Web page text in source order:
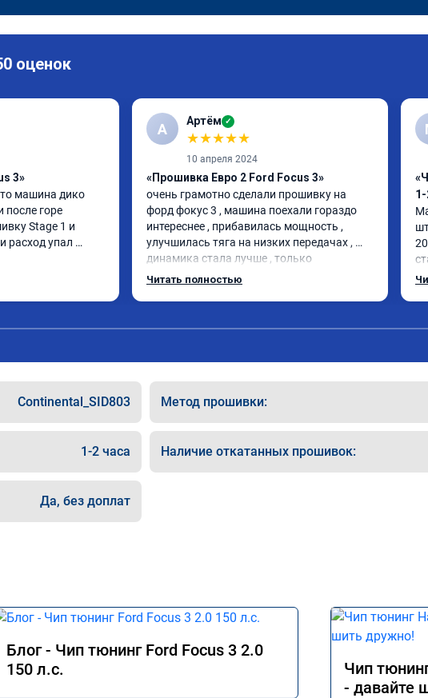
оценок
3»
машина дико
после горе
Stage 1 и
расход упал
А Артём ✓
★★★★★
10 апреля 2024
«Прошивка Евро 2 Ford Focus 3»
очень грамотно сделали прошивку на
форд фокус 3 , машина поехали гораздо
интереснее , прибавилась мощность ,
улучшилась тяга на низких передачах ,
динамика стала лучше , только
позитивные эмоции , цена
Читать полностью
1-
Continental_SID803 Метод прошивки:
1-2 часа Наличие откатанных прошивок:
Да, без доплат
Блог - Чип тюнинг Ford Focus 3 2.0
150 л.с.
Чип
- давайте